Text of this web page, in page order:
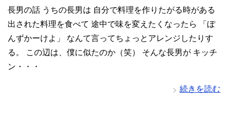
長男の話 うちの長男は 自分で料理を作りたがる時がある
出された料理を食べて 途中で味を変えたくなったら 「ぽ
んずかーけよ」 なんて言ってちょっとアレンジしたりす
る。 この辺は、僕に似たのか（笑） そんな長男が キッチ
ン・・・
続きを読む